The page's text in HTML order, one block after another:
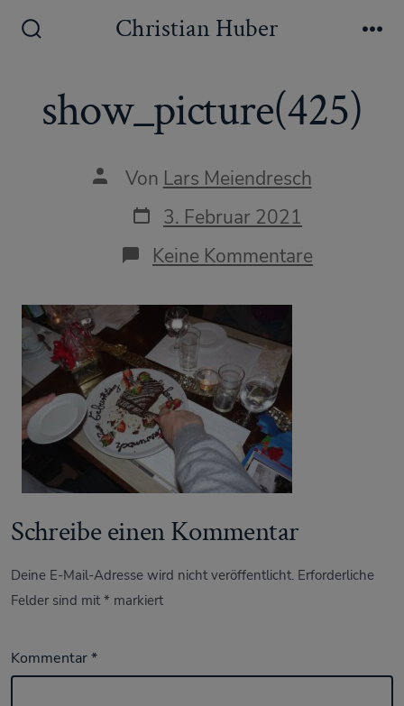
Inhalt
Christian Huber
show_picture(425)
Autor
Beitrags
Von Lars Meiendresch
Datum
des
Beitrags
3. Februar 2021
Keine Kommentare
Schreibe einen Kommentar
Deine E-Mail-Adresse wird nicht veröffentlicht. Erforderliche
Felder sind mit* markiert
Kommentar*